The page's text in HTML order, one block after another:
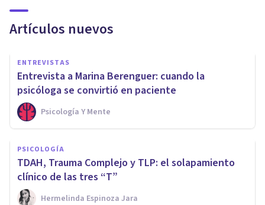
Artículos nuevos
ENTREVISTAS
Entrevista a Marina Berenguer: cuando la
psicóloga se convirtió en paciente
Psicología Y Mente
PSICOLOGÍA
TDAH, Trauma Complejo y TLP: el solapamiento
clínico de las tres “T”
Hermelinda Espinoza Jara